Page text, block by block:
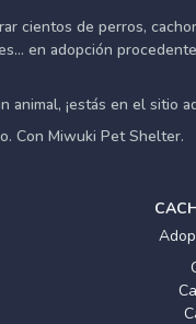
cientos de perros,
en adopción
animal, ¡estás en el sitio
Con Miwuki Pet Shelter.